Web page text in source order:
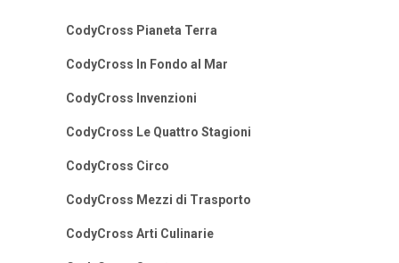
CodyCross Pianeta Terra
CodyCross In Fondo al Mar
CodyCross Invenzioni
CodyCross Le Quattro Stagioni
CodyCross Circo
CodyCross Mezzi di Trasporto
CodyCross Arti Culinarie